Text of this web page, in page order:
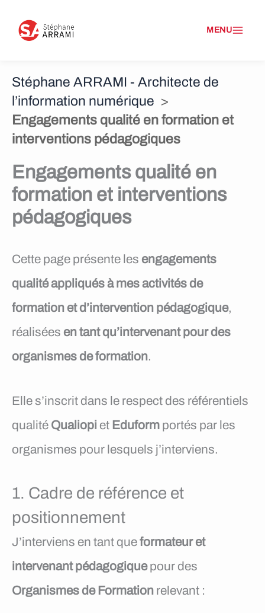
Stéphane ARRAMI - Architecte de
l’information numérique >
Engagements qualité en formation et
interventions pédagogiques
Engagements qualité en
formation et interventions
pédagogiques
Cette page présente les engagements
qualité appliqués à mes activités de
formation et d’intervention pédagogique,
réalisées en tant qu’intervenant pour des
organismes de formation.
Elle s’inscrit dans le respect des référentiels
qualité Qualiopi et Eduform portés par les
organismes pour lesquels j’interviens.
1. Cadre de référence et
positionnement
J’interviens en tant queformateur et
intervenant pédagogiquepour des
Organismes de Formation relevant :